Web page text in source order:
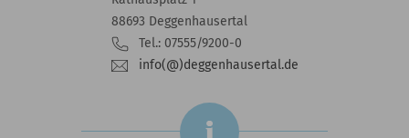
88693 Deggenhausertal
Tel.: 07555/9200-0
info(@)deggenhausertal.de